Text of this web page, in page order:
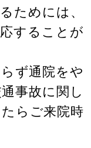
ためには、
することが
ず通院をや
事故に関し
らご来院時